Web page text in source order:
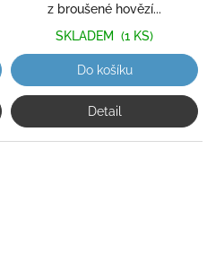
z broušené hovězí...
SKLADEM (1 KS)
Do košíku
Detail